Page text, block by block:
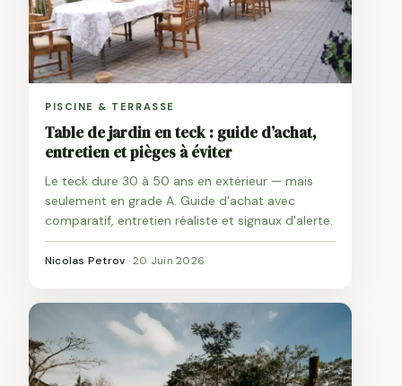
PISCINE & TERRASSE
Table de jardin en teck : guide d’achat,
entretien et pièges à éviter
Le teck dure 30 à 50 ans en extérieur — mais
seulement en grade A. Guide d'achat avec
comparatif, entretien réaliste et signaux d'alerte.
Nicolas Petrov ·20 Juin 2026